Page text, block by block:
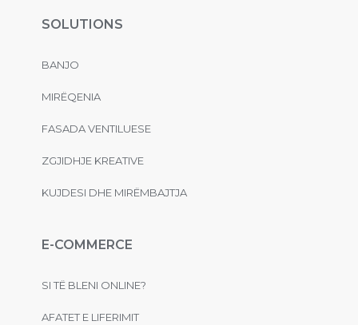
SOLUTIONS
BANJO
MIRËQENIA
FASADA VENTILUESE
ZGJIDHJE KREATIVE
KUJDESI DHE MIRËMBAJTJA
E-COMMERCE
SI TË BLENI ONLINE?
AFATET E LIFERIMIT